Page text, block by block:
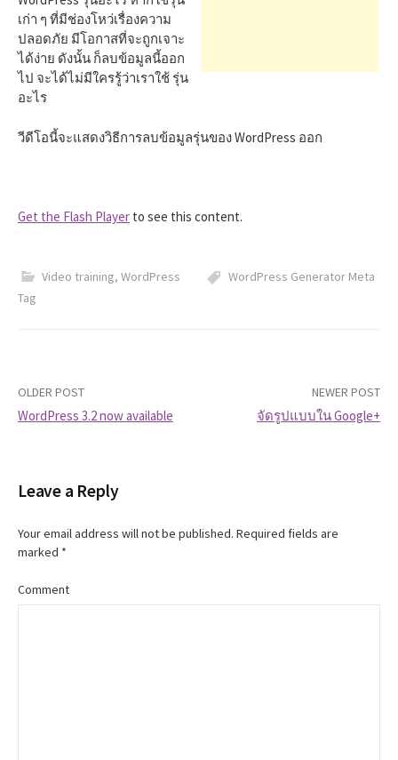
o
เก่า ๆ ที่มีช่องโหว่เรื่องความ
ปลอดภัย มีโอกาสที่จะถูกเจาะ
ได้ง่าย ดังนั้น ก็ลบข้อมูลนี้ออก
ไป จะได้ไม่มีใครรู้ว่าเราใช้ รุ่น
อะไร
วีดีโอนี้จะแสดงวิธีการลบข้อมูลรุ่นของ WordPress ออก
Get the Flash Player to see this content.
Video training, WordPress
WordPress Generator Meta
Tag
o
s
t
n
OLDER POST
WordPress 3.2 now available
NEWER POST
จัดรูปแบบใน Google+
Leave a Reply
Your email address will not be published. Required fields are
marked *
Comment